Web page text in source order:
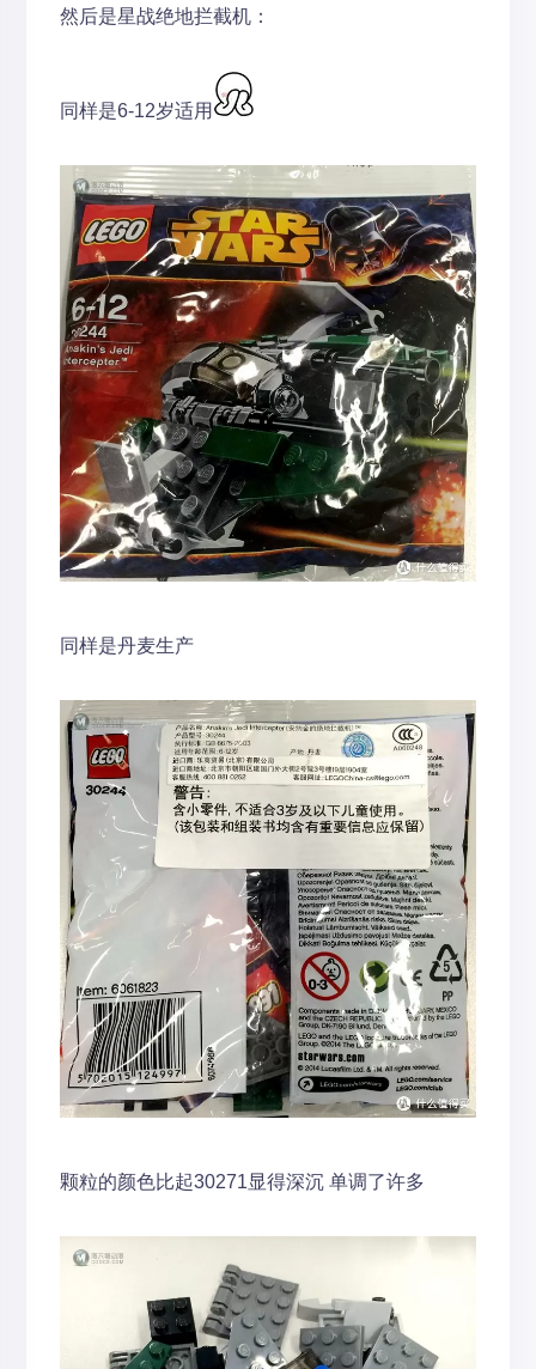
然后是星战绝地拦截机：
同样是6-12岁适用
同样是丹麦生产
颗粒的颜色比起30271显得深沉 单调了许多